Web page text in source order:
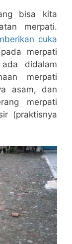
bisa kita
merpati.
cuka
merpati
didalam
merpati
asam, dan
merpati
(praktisnya